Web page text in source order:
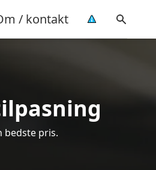
/ kontakt
bedste pris.